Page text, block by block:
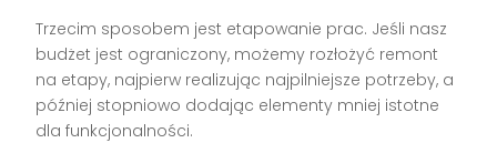
Trzecim sposobem jest etapowanie prac. Jeśli nasz
budżet jest ograniczony, możemy rozłożyć remont
na etapy, najpierw realizując najpilniejsze potrzeby, a
później stopniowo dodając elementy mniej istotne
dla funkcjonalności.